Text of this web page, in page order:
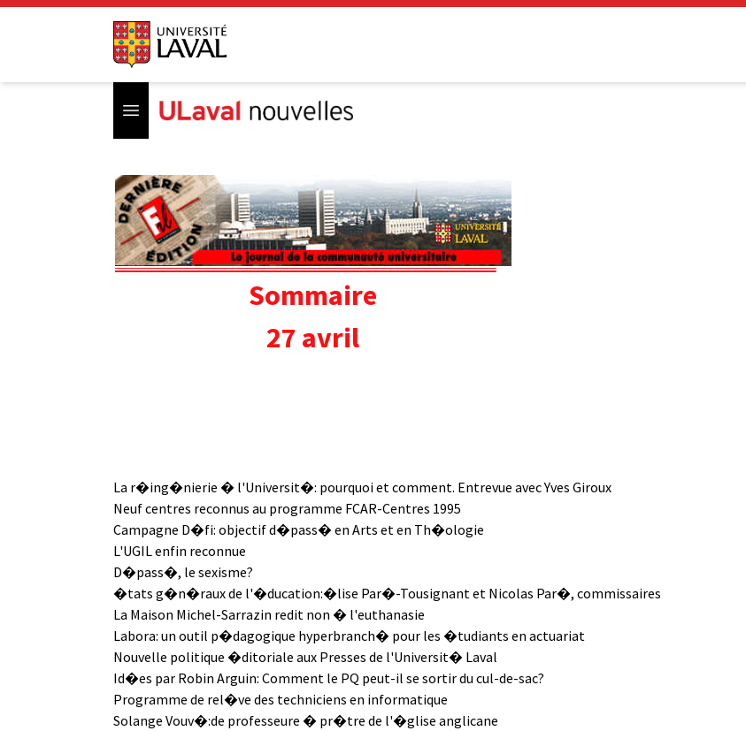
Open menu
Sommaire
27 avril
La r�ing�nierie � l'Universit�: pourquoi et comment. Entrevue avec Yves Giroux
Neuf centres reconnus au programme FCAR-Centres 1995
Campagne D�fi: objectif d�pass� en Arts et en Th�ologie
L'UGIL enfin reconnue
D�pass�, le sexisme?
�tats g�n�raux de l'�ducation:�lise Par�-Tousignant et Nicolas Par�, commissaires
La Maison Michel-Sarrazin redit non � l'euthanasie
Labora: un outil p�dagogique hyperbranch� pour les �tudiants en actuariat
Nouvelle politique �ditoriale aux Presses de l'Universit� Laval
Id�es par Robin Arguin: Comment le PQ peut-il se sortir du cul-de-sac?
Programme de rel�ve des techniciens en informatique
Solange Vouv�:de professeure � pr�tre de l'�glise anglicane